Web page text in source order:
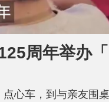
周年举办
心车，到与亲友围